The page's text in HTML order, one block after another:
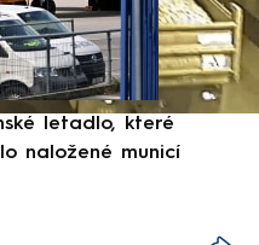
letadlo, které
naložené municí